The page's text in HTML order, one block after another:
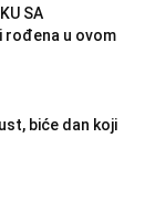
SA
rođena u ovom
biće dan koji